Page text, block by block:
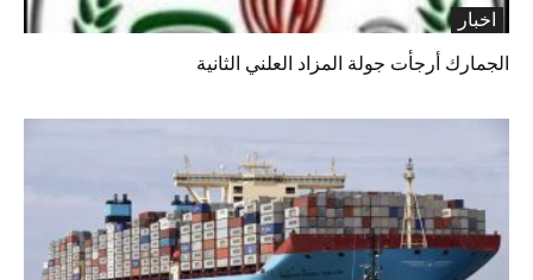
اخبار
الجمارك أرجأت جولة المزاد العلني الثانية